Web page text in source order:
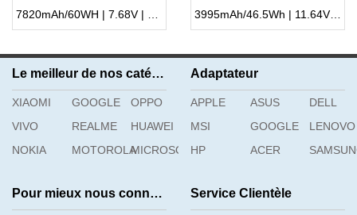
7820mAh/60WH | 7.68V | Li-ion ...
3995mAh/46.5Wh | 11.64V | Li-ion ...
Le meilleur de nos catégories
XIAOMI GOOGLE
OPPO
VIVO
REALME
HUAWEI
NOKIA
MOTOROLAMICROSOFT
Adaptateur
APPLE ASUS
DELL
MSI
GOOGLE
LENOVO
HP
ACER
Pour mieux nous connaître Service Clientèle